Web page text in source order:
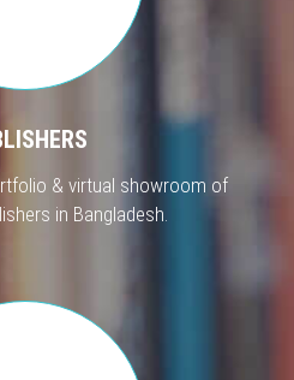
& virtual showroom of
in Bangladesh.